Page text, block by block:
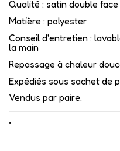
Qualité : satin double face
Matière : polyester
Conseil d'entretien :
la main
Repassage à chaleur
Expédiés sous sachet de
Vendus par paire.
•